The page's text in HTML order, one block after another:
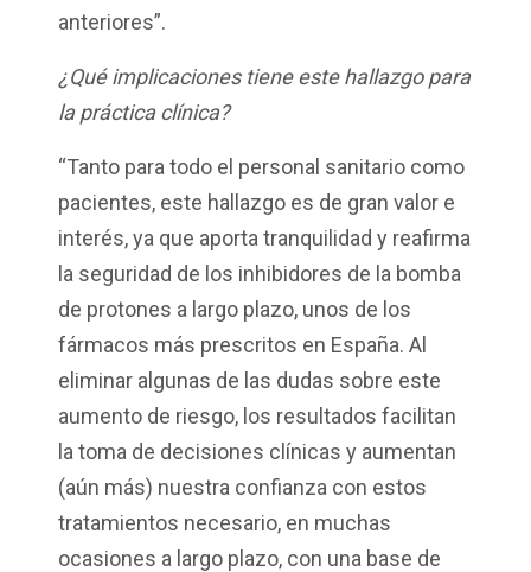
anteriores”.
¿Qué implicaciones tiene este hallazgo para
la práctica clínica?
“Tanto para todo el personal sanitario como
pacientes, este hallazgo es de gran valor e
interés, ya que aporta tranquilidad y reafirma
la seguridad de los inhibidores de la bomba
de protones a largo plazo, unos de los
fármacos más prescritos en España. Al
eliminar algunas de las dudas sobre este
aumento de riesgo, los resultados facilitan
la toma de decisiones clínicas y aumentan
(aún más) nuestra confianza con estos
tratamientos necesario, en muchas
ocasiones a largo plazo, con una base de